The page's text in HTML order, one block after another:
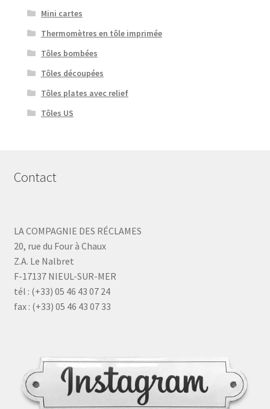
Mini cartes
Thermomètres en tôle imprimée
Tôles bombées
Tôles découpées
Tôles plates avec relief
Tôles US
Contact
LA COMPAGNIE DES RÉCLAMES
20, rue du Four à Chaux
Z.A. Le Nalbret
F-17137 NIEUL-SUR-MER
tél : (+33) 05 46 43 07 24
fax : (+33) 05 46 43 07 33